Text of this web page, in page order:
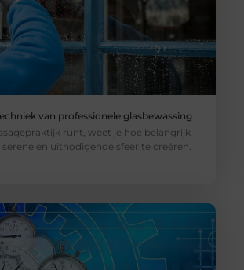
van professionele glasbewassing
runt, weet je hoe belangrijk
en uitnodigende sfeer te creëren.